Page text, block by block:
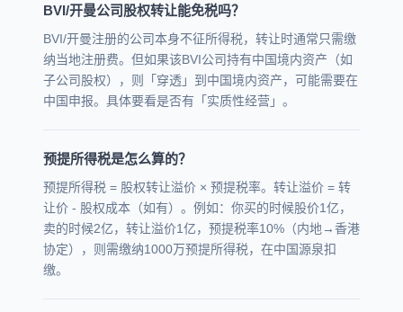
BVI/开曼公司股权转让能免税吗？
BVI/开曼注册的公司本身不征所得税，转让时通常只需缴
纳当地注册费。但如果该BVI公司持有中国境内资产（如
子公司股权），则「穿透」到中国境内资产，可能需要在
中国申报。具体要看是否有「实质性经营」。
预提所得税是怎么算的？
预提所得税 = 股权转让溢价 × 预提税率。转让溢价 = 转
让价 - 股权成本（如有）。例如：你买的时候股价1亿，
卖的时候2亿，转让溢价1亿，预提税率10%（内地→香港
协定），则需缴纳1000万预提所得税，在中国源泉扣
缴。